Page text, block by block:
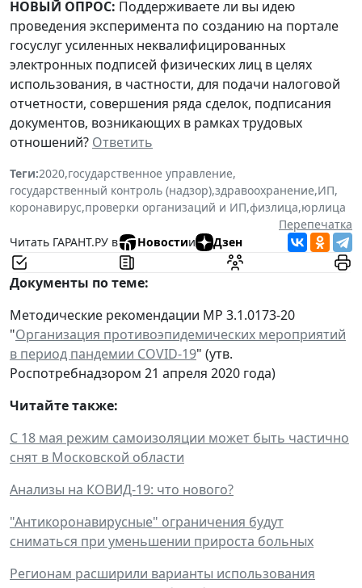
НОВЫЙ ОПРОС: Поддерживаете ли вы идею
проведения эксперимента по созданию на портале
госуслуг усиленных неквалифицированных
электронных подписей физических лиц в целях
использования, в частности, для подачи налоговой
отчетности, совершения ряда сделок, подписания
документов, возникающих в рамках трудовых
отношений? Ответить
Теги:2020,государственное управление,
государственный контроль (надзор),здравоохранение,ИП,
коронавирус,проверки организаций и ИП,физлица,юрлица
Перепечатка
Читать ГАРАНТ.РУ в
Новостии Дзен
Документы по теме:
Методические рекомендации MP 3.1.0173-20
"Организация противоэпидемических мероприятий
в период пандемии COVID-19" (утв.
Роспотребнадзором 21 апреля 2020 года)
Читайте также:
С 18 мая режим самоизоляции может быть частично
снят в Московской области
Анализы на КОВИД-19: что нового?
"Антикоронавирусные" ограничения будут
сниматься при уменьшении прироста больных
Регионам расширили варианты использования